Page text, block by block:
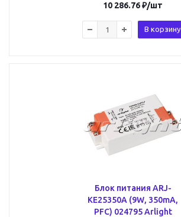
10 286.76₽/шт
В корзину
Блок питания ARJ-
KE25350A (9W, 350mA,
PFC) 024795 Arlight